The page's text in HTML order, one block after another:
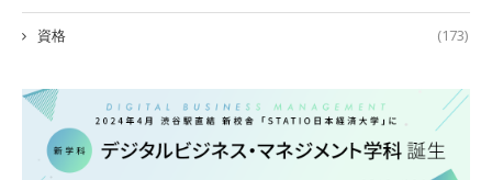
資格 (173)